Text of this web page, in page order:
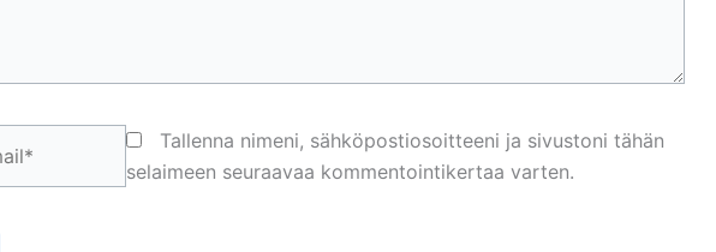
Tallenna nimeni, sähköpostiosoitteeni ja sivustoni tähän
selaimeen seuraavaa kommentointikertaa varten.